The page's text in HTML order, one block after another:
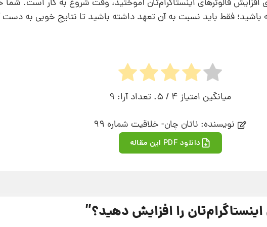
افزایش فالوئرهای اینستاگرام‌تان آموختید، وقت شروع به کار است. شما
فقط باید نسبت به آن تعهد داشته باشید تا نتایج خوبی به دست
میانگین امتیاز 4 / 5. تعداد آرا:
9
نویسنده: ناتان چان- خلاقیت شماره 99
دانلود PDF این مقاله
اینستاگرام‌تان را افزایش دهید؟”